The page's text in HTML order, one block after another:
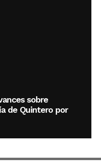
sobre
de Quintero por